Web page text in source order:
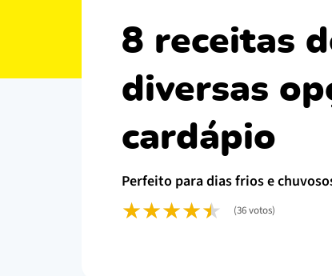
8 receitas de extraordinário agnoline +
diversas
cardápio
perfeito para dias frios e
(36 votos)